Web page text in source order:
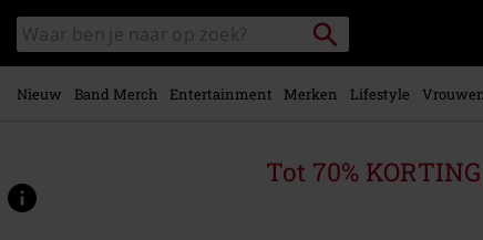
naar
hoofdinhoud
Zoek
in
catalogus
Packstation
zoeken
Nieuw Band Merch Entertainment Merken Lifestyle Vrouwen
Tot 70%